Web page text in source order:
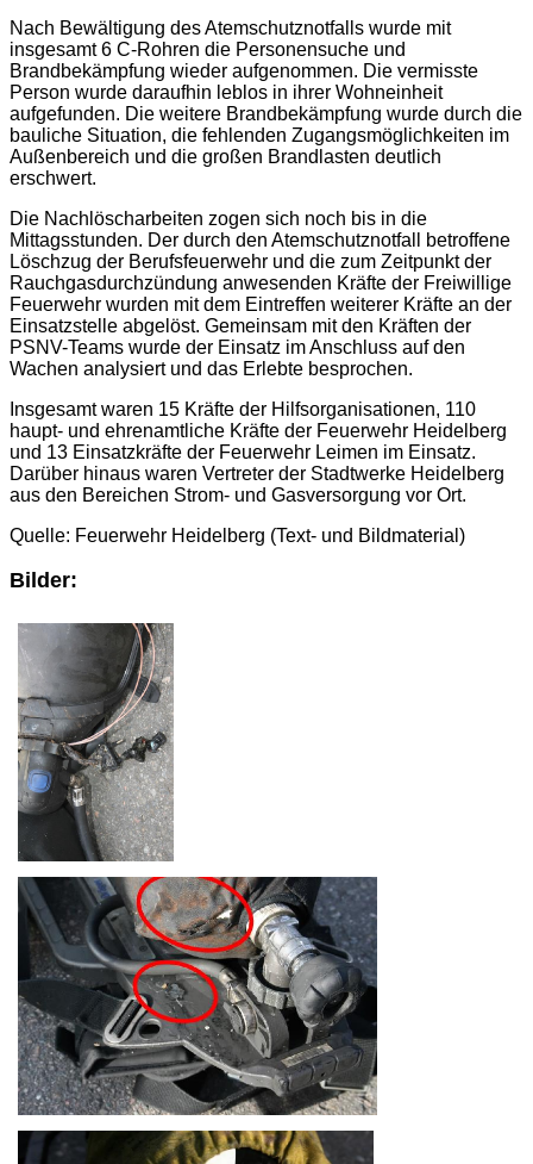
Nach Bewältigung des Atemschutznotfalls wurde mit
insgesamt 6 C-Rohren die Personensuche und
Brandbekämpfung wieder aufgenommen. Die vermisste
Person wurde daraufhin leblos in ihrer Wohneinheit
aufgefunden. Die weitere Brandbekämpfung wurde durch die
bauliche Situation, die fehlenden Zugangsmöglichkeiten im
Außenbereich und die großen Brandlasten deutlich
erschwert.
Die Nachlöscharbeiten zogen sich noch bis in die
Mittagsstunden. Der durch den Atemschutznotfall betroffene
Löschzug der Berufsfeuerwehr und die zum Zeitpunkt der
Rauchgasdurchzündung anwesenden Kräfte der Freiwillige
Feuerwehr wurden mit dem Eintreffen weiterer Kräfte an der
Einsatzstelle abgelöst. Gemeinsam mit den Kräften der
PSNV-Teams wurde der Einsatz im Anschluss auf den
Wachen analysiert und das Erlebte besprochen.
Insgesamt waren 15 Kräfte der Hilfsorganisationen, 110
haupt- und ehrenamtliche Kräfte der Feuerwehr Heidelberg
und 13 Einsatzkräfte der Feuerwehr Leimen im Einsatz.
Darüber hinaus waren Vertreter der Stadtwerke Heidelberg
aus den Bereichen Strom- und Gasversorgung vor Ort.
Quelle: Feuerwehr Heidelberg (Text- und Bildmaterial)
Bilder: